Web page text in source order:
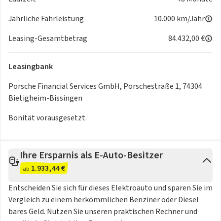
Einkommen verfügen. Dies belegen Sie in der Regel durch
Einkommensnachweise, wie z. B. den Nachweis einer BWA
des letzten Geschäftsjahres.
Höhe der Leasingraten sollte in einem angemessenen
Verhältnis zu Ihrem Einkommen abzüglich der Fixkosten
stehen. Ein zu hoher Anteil Ihres Einkommens für die
Leasingraten kann ein Risiko darstellen und wird daher
Möglichkeiten nicht übersteigen
-Getriebe: Automatik
Start-Stop-Automatik, Sportabgasanlage
-Assistenten: Verkehrszeichenerkennung, Regensensor,
Nachtsichtassistent, Lichtsensor, Notbremsassistent,
Jährliche Fahrleistung
10.000 km/Jahr
Leasing-Gesamtbetrag
84.432,00 €
Leasingbank
Porsche Financial Services GmbH, Porschestraße 1, 74304
Bietigheim-Bissingen
Bonität vorausgesetzt.
Ihre Ersparnis als E-Auto-Besitzer
ab 1.933,44 €
Entscheiden Sie sich für dieses Elektroauto und sparen Sie im
Vergleich zu einem herkömmlichen Benziner oder Diesel
bares Geld. Nutzen Sie unseren praktischen Rechner und